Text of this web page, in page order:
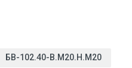
БВ-102.40-В.М20.Н.М20